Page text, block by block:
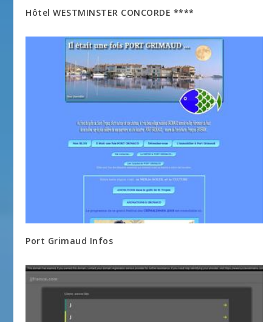
Hôtel WESTMINSTER CONCORDE ****
Port Grimaud Infos